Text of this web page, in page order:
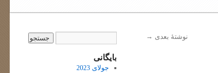
نوشتهٔ بعدی →
بایگانی
جولای 2023